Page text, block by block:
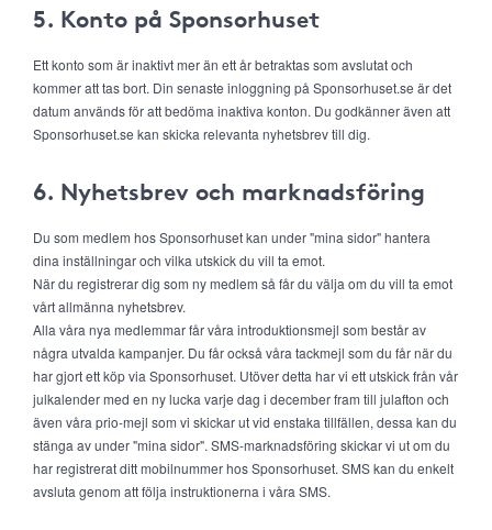
5. Konto på Sponsorhuset
Ett konto som är inaktivt mer än ett år betraktas som avslutat och
kommer att tas bort. Din senaste inloggning på Sponsorhuset.se är det
datum används för att bedöma inaktiva konton. Du godkänner även att
Sponsorhuset.se kan skicka relevanta nyhetsbrev till dig.
6. Nyhetsbrev och marknadsföring
Du som medlem hos Sponsorhuset kan under "mina sidor" hantera
dina inställningar och vilka utskick du vill ta emot.
När du registrerar dig som ny medlem så får du välja om du vill ta emot
vårt allmänna nyhetsbrev.
Alla våra nya medlemmar får våra introduktionsmejl som består av
några utvalda kampanjer. Du får också våra tackmejl som du får när du
har gjort ett köp via Sponsorhuset. Utöver detta har vi ett utskick från vår
julkalender med en ny lucka varje dag i december fram till julafton och
även våra prio-mejl som vi skickar ut vid enstaka tillfällen, dessa kan du
stänga av under "mina sidor". SMS-marknadsföring skickar vi ut om du
har registrerat ditt mobilnummer hos Sponsorhuset. SMS kan du enkelt
avsluta genom att följa instruktionerna i våra SMS.